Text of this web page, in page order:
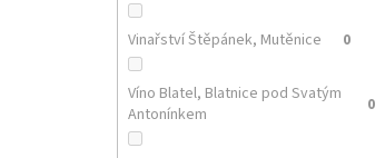
Vinařství Štěpánek, Mutěnice 0
Víno Blatel, Blatnice pod Svatým
Antonínkem
0